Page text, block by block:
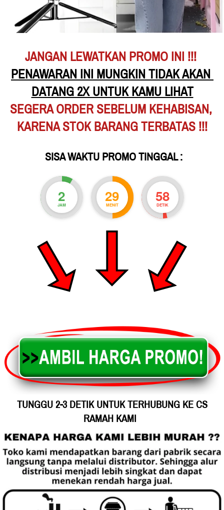
JANGAN LEWATKAN PROMO INI !!!
PENAWARAN INI MUNGKIN TIDAK AKAN
DATANG 2X UNTUK KAMU LIHAT
SEGERA ORDER SEBELUM KEHABISAN,
KARENA STOK BARANG TERBATAS !!!
SISA WAKTU PROMO TINGGAL :
2
JAM 29
MENIT 55
DETIK
TUNGGU 2-3 DETIK UNTUK TERHUBUNG KE CS
RAMAH KAMI